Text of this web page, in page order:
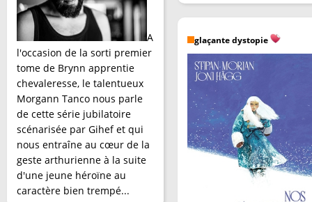
A
l'occasion de la sorti premier
tome de Brynn apprentie
chevaleresse, le talentueux
Morgann Tanco nous parle
de cette série jubilatoire
scénarisée par Gihef et qui
nous entraîne au cœur de la
geste arthurienne à la suite
d'une jeune héroïne au
caractère bien trempé...
glaçante dystopie